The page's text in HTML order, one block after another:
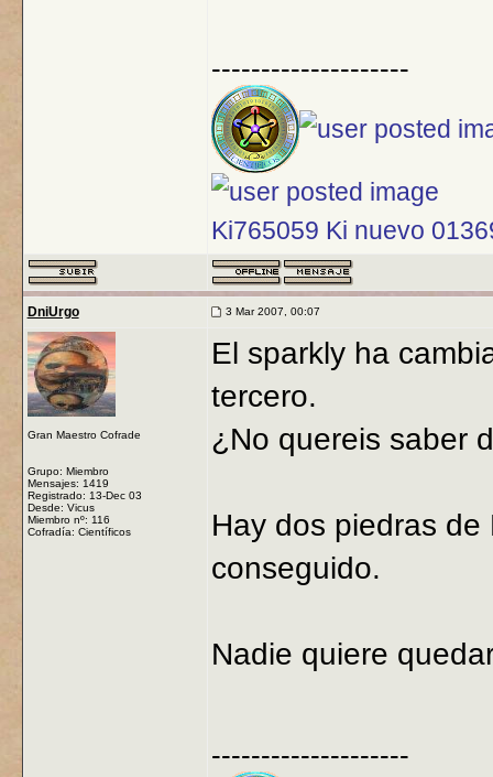
--------------------
Ki765059 Ki nuevo
DniUrgo 3 Mar 2007, 00:07
Gran Maestro Cofrade
Grupo: Miembro
Mensajes: 1419
Registrado: 13-Dec 03
Desde: Vicus
Miembro nº: 116
Cofradía: Científicos
El sparkly ha
tercero.
¿No quereis saber
Hay dos piedras
conseguido.
Nadie quiere
--------------------